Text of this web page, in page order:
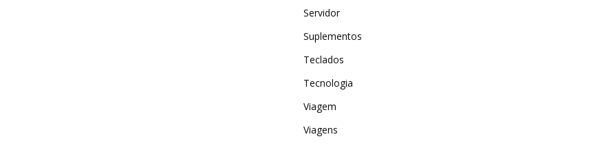
Servidor
Suplementos
Teclados
Tecnologia
Viagem
Viagens